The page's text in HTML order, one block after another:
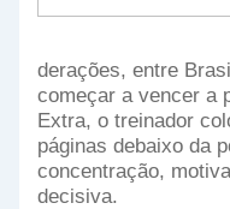
derações, entre
começar a vencer a
Extra, o treinador
páginas debaixo da
concentração,
decisiva.